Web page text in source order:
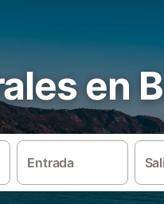
en
Entrada